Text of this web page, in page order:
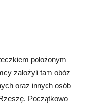
położonym
założyli tam obóz
oraz innych osób
Początkowo